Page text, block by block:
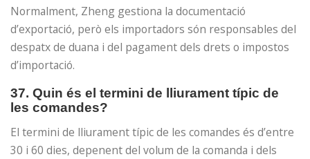
Normalment, Zheng gestiona la documentació
d’exportació, però els importadors són responsables del
despatx de duana i del pagament dels drets o impostos
d’importació.
37. Quin és el termini de lliurament típic de
les comandes?
El termini de lliurament típic de les comandes és d’entre
30 i 60 dies, depenent del volum de la comanda i dels